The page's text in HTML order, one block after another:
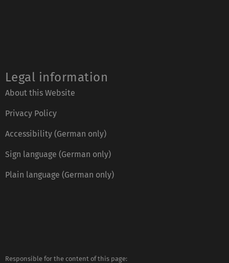
Legal information
About this Website
Privacy Policy
Accessibility (German only)
Sign language (German only)
Plain language (German only)
Responsible for the content of this page: